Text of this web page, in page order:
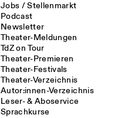
Jobs / Stellenmarkt
Podcast
Newsletter
Theater-Meldungen
TdZ on Tour
Theater-Premieren
Theater-Festivals
Theater-Verzeichnis
Autor:innen-Verzeichnis
Leser- & Aboservice
Sprachkurse